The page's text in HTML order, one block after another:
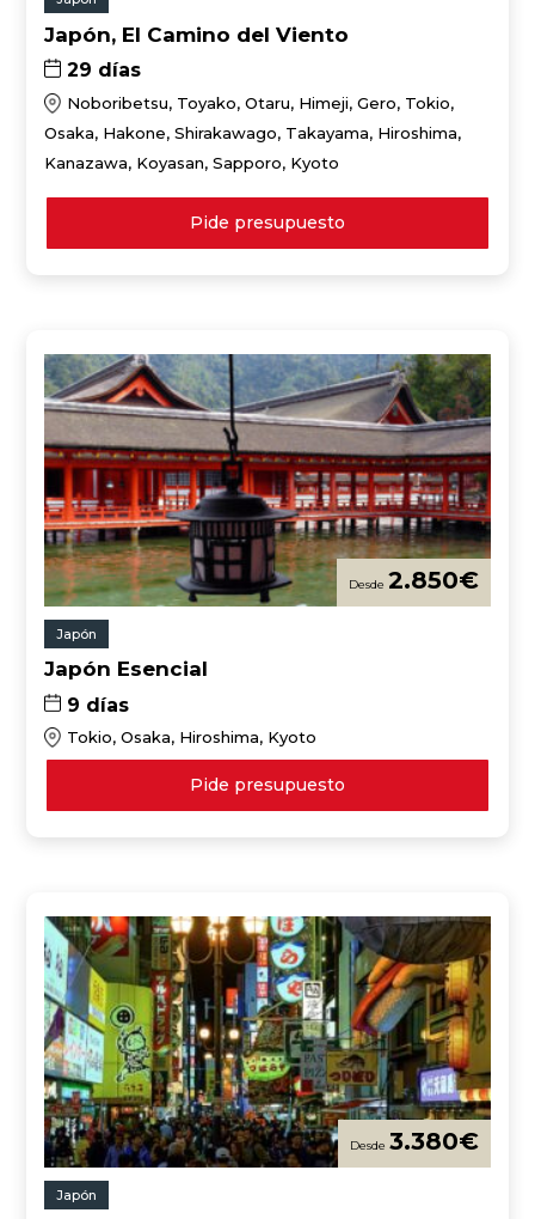
Japón, El Camino del Viento
29 días
Noboribetsu, Toyako, Otaru, Himeji, Gero, Tokio,
Osaka, Hakone, Shirakawago, Takayama, Hiroshima,
Kanazawa, Koyasan, Sapporo, Kyoto
Pide presupuesto
2.850€
Japón
Japón Esencial
9 días
Tokio, Osaka, Hiroshima, Kyoto
Pide presupuesto
3.380€
Japón